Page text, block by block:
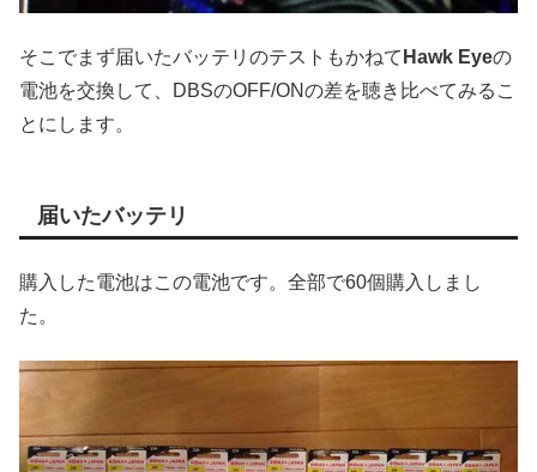
そこでまず届いたバッテリのテストもかねて Hawk Eyeの
電池を交換して、DBSのOFF/ONの差を聴き比べてみるこ
とにします。
届いたバッテリ
購入した電池はこの電池です。全部で60個購入しまし
た。